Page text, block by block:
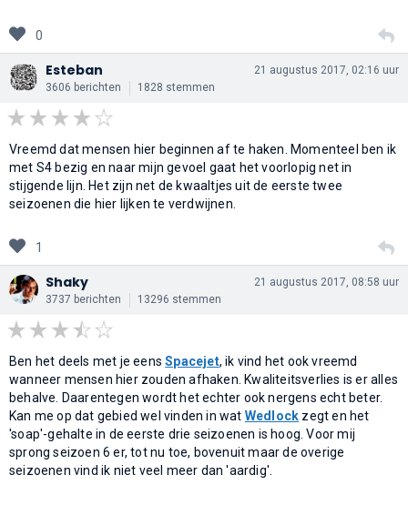
0
Esteban
3606 berichten 1828 stemmen
21 augustus 2017, 02:16 uur
Vreemd dat mensen hier beginnen af te haken. Momenteel ben ik
met S4 bezig en naar mijn gevoel gaat het voorlopig net in
stijgende lijn. Het zijn net de kwaaltjes uit de eerste twee
seizoenen die hier lijken te verdwijnen.
1
Shaky
3737 berichten 13296 stemmen
21 augustus 2017, 08:58 uur
Ben het deels met je eensSpacejet, ik vind het ook vreemd
wanneer mensen hier zouden afhaken. Kwaliteitsverlies is er alles
behalve. Daarentegen wordt het echter ook nergens echt beter.
Kan me op dat gebied wel vinden in wat Wedlock zegt en het
'soap'-gehalte in de eerste drie seizoenen is hoog. Voor mij
sprong seizoen 6 er, tot nu toe, bovenuit maar de overige
seizoenen vind ik niet veel meer dan 'aardig'.